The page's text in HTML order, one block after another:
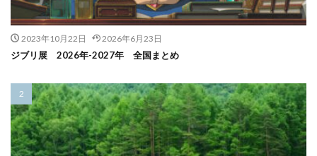
2023年10月22日 2026年6月23日
ジブリ展 2026年-2027年 全国まとめ